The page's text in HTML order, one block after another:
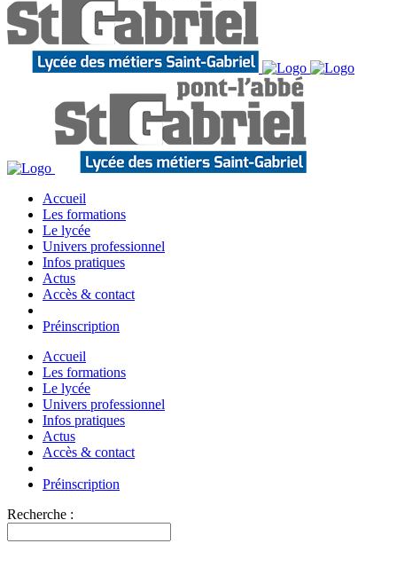
Accueil
Les formations
Le lycée
Univers professionnel
Infos pratiques
Actus
Accès & contact
Préinscription
Accueil
Les formations
Le lycée
Univers professionnel
Infos pratiques
Actus
Accès & contact
Préinscription
Recherche :